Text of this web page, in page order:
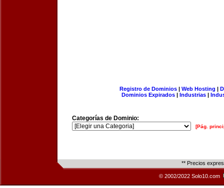
Registro de Dominios| Web Hosting |
Dominios Expirados | Industrias |
Categorías de Dominio:
[Pág.
** Precios
© 2002/2022 Solo10.com